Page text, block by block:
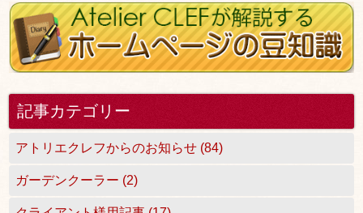
記事カテゴリー
アトリエクレフからのお知らせ (84)
ガーデンクーラー (2)